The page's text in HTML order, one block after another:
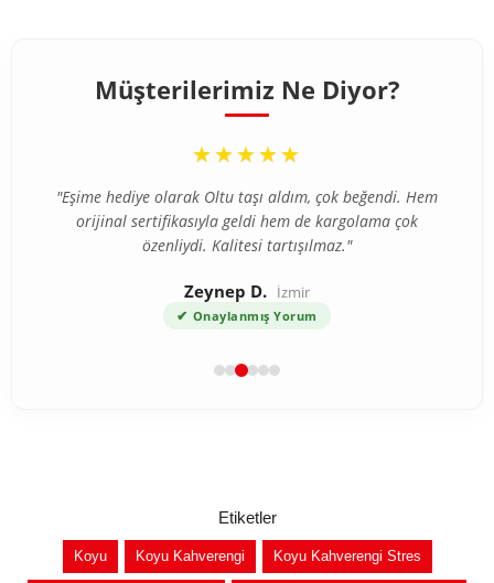
Müşterilerimiz Ne Diyor?
“
★★★★★
"Eşime hediye olarak Oltu taşı aldım, çok beğendi. Hem
orijinal sertifikasıyla geldi hem de kargolama çok
özenliydi. Kalitesi tartışılmaz."
Zeynep D. İzmir
✔ Onaylanmış Yorum
Etiketler
Koyu Koyu Kahverengi Koyu Kahverengi Stres